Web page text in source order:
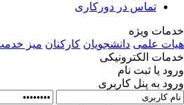
تماس در دورکاری
ویژه
علمی دانشجویان کارکنان میز خدمت
الکترونیکی
یا ثبت نام
به پنل کاربری